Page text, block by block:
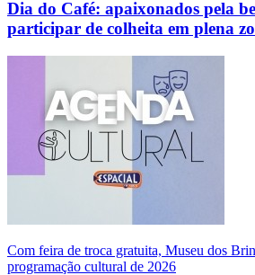
Dia do Café: apaixonados pela
participar de colheita em plena
Com feira de troca gratuita, Museu dos
programação cultural de 2026